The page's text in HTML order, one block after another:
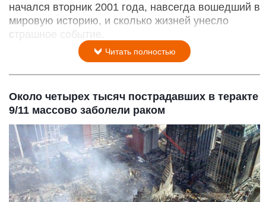
начался вторник 2001 года, навсегда вошедший в
мировую историю, и сколько жизней унесло
страшное событие.
Читать полностью
Около четырех тысяч пострадавших в теракте
9/11 массово заболели раком